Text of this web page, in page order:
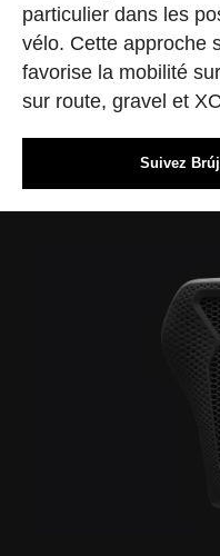
particulier dans les
vélo. Cette approche
favorise la mobilité
sur route, gravel et
Suivez